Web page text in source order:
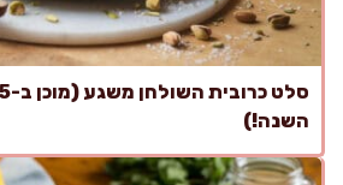
השנה!)